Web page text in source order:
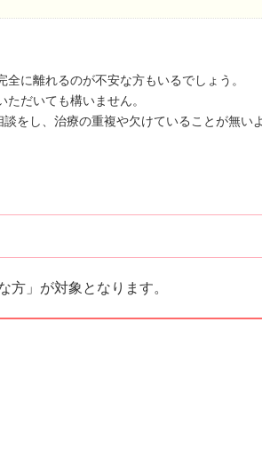
に離れるのが不安な方もいるでしょう。
だいても構いません。
をし、治療の重複や欠けていることが無い
」が対象となります。